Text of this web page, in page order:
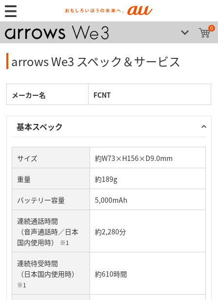
0
arrows We3 スペック＆サービス
メーカー名 FCNT
基本スペック
サイズ 約W73×H156×D9.0mm
重量 約189g
バッテリー容量 5,000mAh
連続通話時間
（音声通話時／日本
国内使用時）
※1
約2,280分
連続待受時間
（日本国内使用時）
※1
約610時間